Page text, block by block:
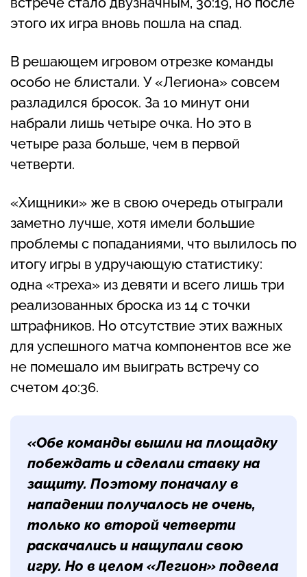
этого их игра вновь пошла на спад.
В решающем игровом отрезке команды
особо не блистали. У «Легиона» совсем
разладился бросок. За 10 минут они
набрали лишь четыре очка. Но это в
четыре раза больше, чем в первой
четверти.
«Хищники» же в свою очередь отыграли
заметно лучше, хотя имели большие
проблемы с попаданиями, что вылилось по
итогу игры в удручающую статистику:
одна «треха» из девяти и всего лишь три
реализованных броска из 14 с точки
штрафников. Но отсутствие этих важных
для успешного матча компонентов все же
не помешало им выиграть встречу со
счетом 40:36.
«Обе команды вышли на площадку
побеждать и сделали ставку на
защиту. Поэтому поначалу в
нападении получалось не очень,
только ко второй четверти
раскачались и нащупали свою
игру. Но в целом «Легион» подвела